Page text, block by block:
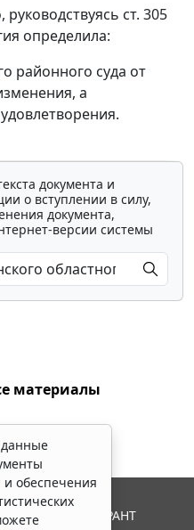
ст. 305
определила:
районного суда от
а
документа и
о вступлении в силу,
документа,
версии системы
материалы
обеспечения
Система ГАРАНТ